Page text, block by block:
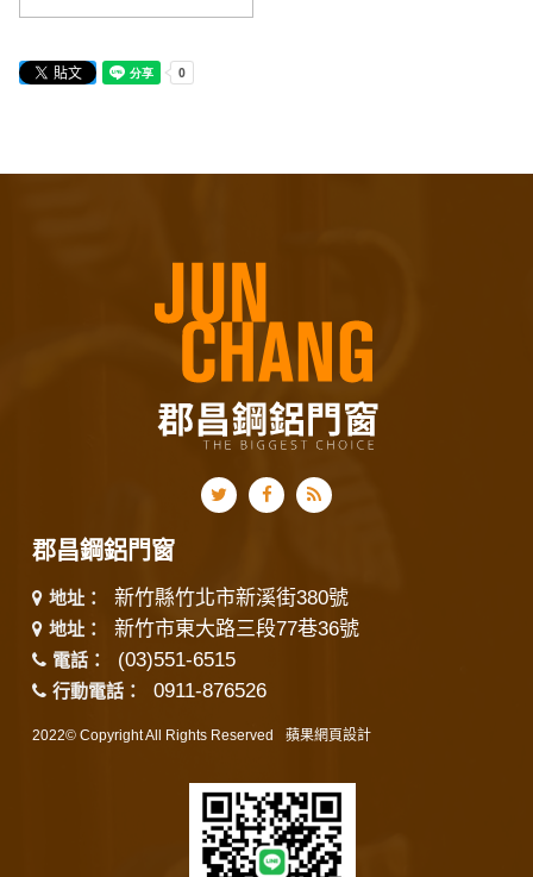
郡昌鋼鋁門窗
地址： 新竹縣竹北市新溪街380號
地址： 新竹市東大路三段77巷36號
電話： (03)551-6515
行動電話： 0911-876526
2022© Copyright All Rights Reserved 蘋果網頁設計